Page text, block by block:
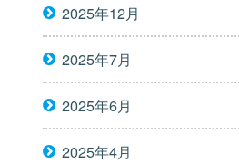
2025年12月
2025年7月
2025年6月
2025年4月